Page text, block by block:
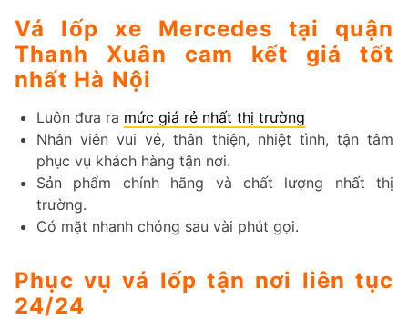
Vá lốp xe Mercedes tại quận
Thanh Xuân cam kết giá tốt
nhất Hà Nội
Luôn đưa ra mức giá rẻ nhất thị trường
Nhân viên vui vẻ, thân thiện, nhiệt tình, tận tâm
phục vụ khách hàng tận nơi.
Sản phẩm chính hãng và chất lượng nhất thị
trường.
Có mặt nhanh chóng sau vài phút gọi.
Phục vụ vá lốp tận nơi liên tục
24/24